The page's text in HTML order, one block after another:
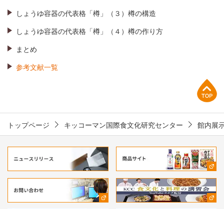
しょうゆ容器の代表格「樽」（３）樽の構造
しょうゆ容器の代表格「樽」（４）樽の作り方
まとめ
参考文献一覧
トップページ キッコーマン国際食文化研究センター 館内展